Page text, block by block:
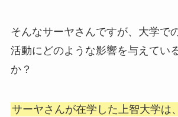
そんなサーヤさんですが、大学で
活動にどのような影響を与えてい
か？
サーヤさんが在学した上智大学は